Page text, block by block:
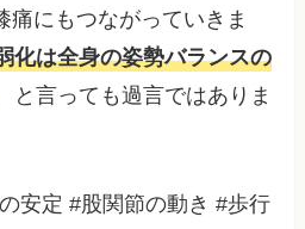
痛にもつながっていきま
化は全身の姿勢バランスの
と言っても過言ではありま
安定 #股関節の動き #歩行